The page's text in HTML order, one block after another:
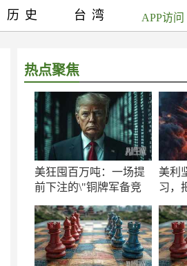
热点聚焦
美狂囤百万吨：一场提
前下注的\"铜牌军备竞
美利
习，
历史 台湾 APP访问